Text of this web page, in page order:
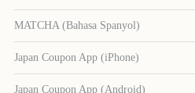
MATCHA (Bahasa Spanyol)
Japan Coupon App (iPhone)
Japan Coupon App (Android)